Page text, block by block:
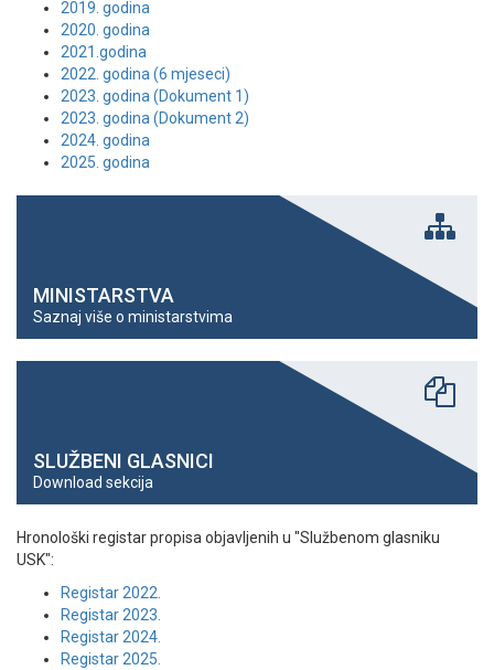
2019. godina
2020. godina
2021.godina
2022. godina (6 mjeseci)
2023. godina (Dokument 1)
2023. godina (Dokument 2)
2024. godina
2025. godina
MINISTARSTVA
Saznaj više o ministarstvima
SLUŽBENI GLASNICI
Download sekcija
Hronološki registar propisa objavljenih u "Službenom glasniku
USK":
Registar 2022.
Registar 2023.
Registar 2024.
Registar 2025.